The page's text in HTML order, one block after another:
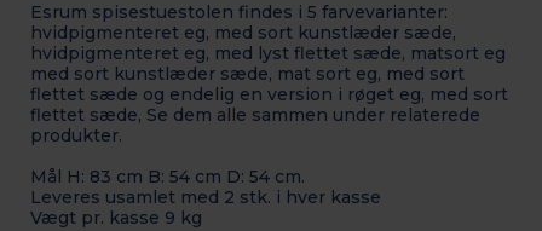
Esrum spisestuestolen findes i 5 farvevarianter:
hvidpigmenteret eg, med sort kunstlæder sæde,
hvidpigmenteret eg, med lyst flettet sæde, matsort eg
med sort kunstlæder sæde, mat sort eg, med sort
flettet sæde og endelig en version i røget eg, med sort
flettet sæde, Se dem alle sammen under relaterede
produkter.
Mål H: 83 cm B: 54 cm D: 54 cm.
Leveres usamlet med 2 stk. i hver kasse
Vægt pr. kasse 9 kg